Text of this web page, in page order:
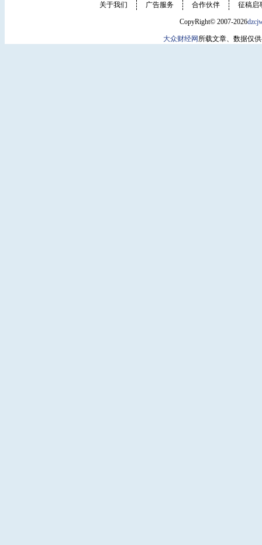
关于我们 广告服务 合作伙伴 征稿启
CopyRight© 2007-2026
大众财经网 所载文章、数据仅